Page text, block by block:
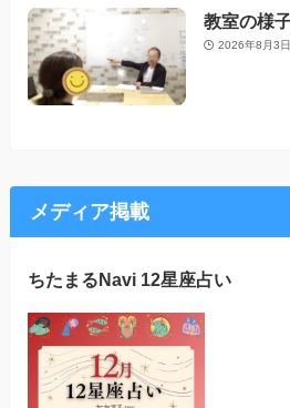
教室の様
2026年8月3日
メディア掲載
ちたまるNavi 12星座占い